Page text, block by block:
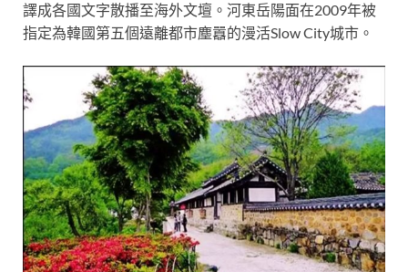
譯成各國文字散播至海外文壇。河東岳陽面在2009年被
指定為韓國第五個遠離都市塵囂的漫活Slow City城市。